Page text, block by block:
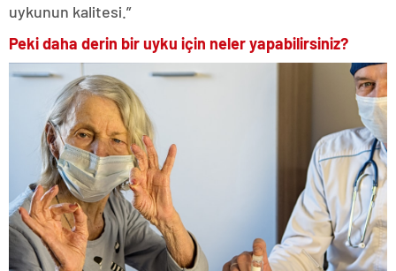
uykunun kalitesi.”
Peki daha derin bir uyku için neler yapabilirsiniz?